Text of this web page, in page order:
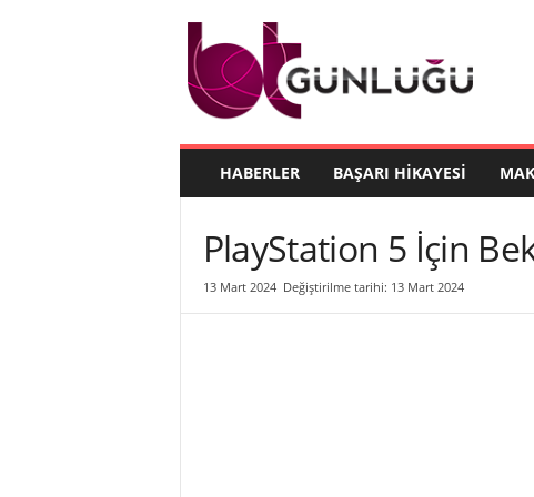
B
HABERLER BAŞARI HIKAYESI
PlayStation 5 İçin
13 Mart 2024 Değiştirilme tarihi: 13 Mart 2024